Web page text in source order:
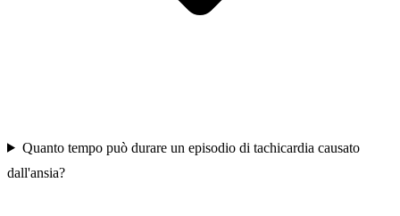
Quanto tempo può durare un episodio di tachicardia causato
dall'ansia?